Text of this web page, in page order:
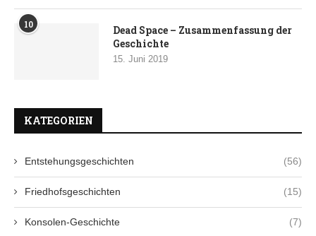
10
Dead Space – Zusammenfassung der
Geschichte
15. Juni 2019
KATEGORIEN
Entstehungsgeschichten (56)
Friedhofsgeschichten (15)
Konsolen-Geschichte (7)